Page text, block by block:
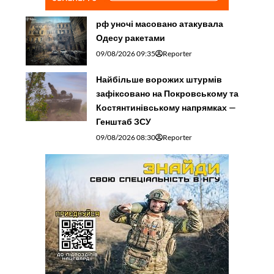
рф уночі масовано атакувала
Одесу ракетами
09/08/2026 09:35 Reporter
Найбільше ворожих штурмів
зафіксовано на Покровському та
Костянтинівському напрямках —
Генштаб ЗСУ
09/08/2026 08:30 Reporter